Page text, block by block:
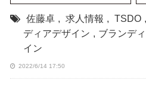
佐藤卓 , 求人情報 , TSDO ,
ディアデザイン , ブランデ
イン
2022/6/14 17:50